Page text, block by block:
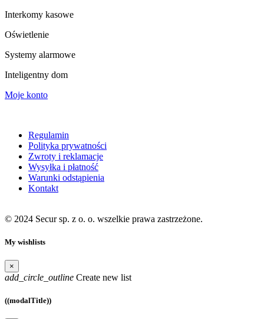
Interkomy kasowe
Oświetlenie
Systemy alarmowe
Inteligentny dom
Moje konto
Regulamin
Polityka prywatności
Zwroty i reklamacje
Wysyłka i płatność
Warunki odstąpienia
Kontakt
© 2024 Secur sp. z o. o. wszelkie prawa zastrzeżone.
My wishlists
×
add_circle_outline Create new list
((modalTitle))